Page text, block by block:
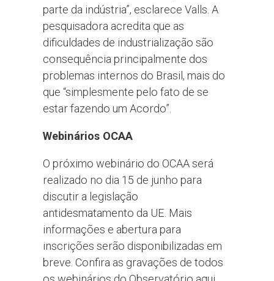
parte da indústria”, esclarece Valls. A
pesquisadora acredita que as
dificuldades de industrialização são
consequência principalmente dos
problemas internos do Brasil, mais do
que “simplesmente pelo fato de se
estar fazendo um Acordo”.
Webinários OCAA
O próximo webinário do OCAA será
realizado no dia 15 de junho para
discutir a legislação
antidesmatamento da UE. Mais
informações e abertura para
inscrições serão disponibilizadas em
breve. Confira as gravações de todos